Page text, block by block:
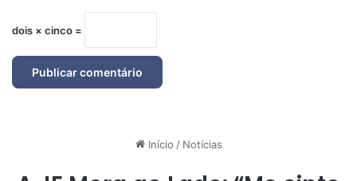
dois × cinco =